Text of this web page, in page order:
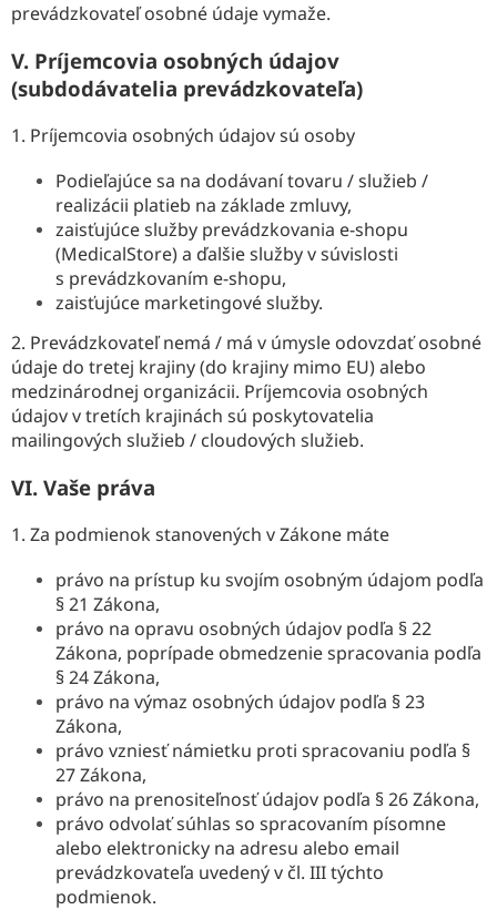
prevádzkovateľ osobné údaje vymaže.
V. Príjemcovia osobných údajov
(subdodávatelia prevádzkovateľa)
1. Príjemcovia osobných údajov sú osoby
Podieľajúce sa na dodávaní tovaru / služieb /
realizácii platieb na základe zmluvy,
zaisťujúce služby prevádzkovania e-shopu
(MedicalStore) a ďalšie služby v súvislosti
s prevádzkovaním e-shopu,
zaisťujúce marketingové služby.
2. Prevádzkovateľ nemá / má v úmysle odovzdať osobné
údaje do tretej krajiny (do krajiny mimo EU) alebo
medzinárodnej organizácii. Príjemcovia osobných
údajov v tretích krajinách sú poskytovatelia
mailingových služieb / cloudových služieb.
VI. Vaše práva
1. Za podmienok stanovených v Zákone máte
právo na prístup ku svojím osobným údajom podľa
§ 21 Zákona,
právo na opravu osobných údajov podľa § 22
Zákona, poprípade obmedzenie spracovania podľa
§ 24 Zákona,
právo na výmaz osobných údajov podľa § 23
Zákona,
právo vzniesť námietku proti spracovaniu podľa §
27 Zákona,
právo na prenositeľnosť údajov podľa § 26 Zákona,
právo odvolať súhlas so spracovaním písomne
alebo elektronicky na adresu alebo email
prevádzkovateľa uvedený v čl. III týchto
podmienok.